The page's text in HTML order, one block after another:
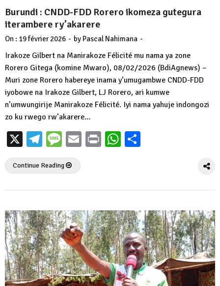
Burundi : CNDD-FDD Rorero ikomeza gutegura
iterambere ry’akarere
On : 19 février 2026 - by Pascal Nahimana -
Irakoze Gilbert na Manirakoze Félicité mu nama ya zone
Rorero Gitega (komine Mwaro), 08/02/2026 (BdiAgnews) –
Muri zone Rorero habereye inama y’umugambwe CNDD-FDD
iyobowe na Irakoze Gilbert, LJ Rorero, ari kumwe
n’umwungirije Manirakoze Félicité. Iyi nama yahuje indongozi
zo ku rwego rw’akarere…
X Telegram
Message
EmailPrintWhatsApp
Continue Reading